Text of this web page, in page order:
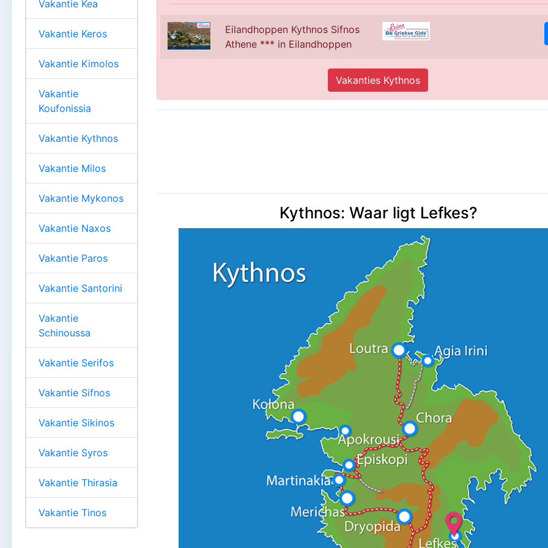
Eilandhoppen Kythnos Sifnos
Athene *** in Eilandhoppen
Vakanties Kythnos
Kythnos: Waar ligt Lefkes?
Vakantie Kea
Vakantie Keros
Vakantie Kimolos
Vakantie
Koufonissia
Vakantie Kythnos
Vakantie Milos
Vakantie Mykonos
Vakantie Naxos
Vakantie Paros
Vakantie Santorini
Vakantie
Schinoussa
Vakantie Serifos
Vakantie Sifnos
Vakantie Sikinos
Vakantie Syros
Vakantie Thirasia
Vakantie Tinos